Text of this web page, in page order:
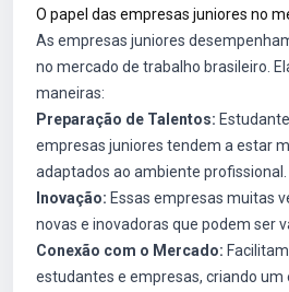
O papel das empresas juniores no
As empresas juniores
no mercado de trabalho brasileiro.
maneiras:
Preparação de Talentos:
empresas juniores tendem a estar
adaptados ao ambiente profissional.
Inovação: Essas empresas muitas
novas e inovadoras que podem ser
Conexão com o Mercado:
estudantes e empresas, criando um